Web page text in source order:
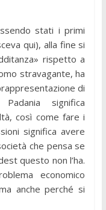
stati i primi
qui), alla fine si
rispetto a
stravagante, ha
di
significa
così come fare i
significa avere
che pensa se
questo non l’ha.
economico
anche perché si